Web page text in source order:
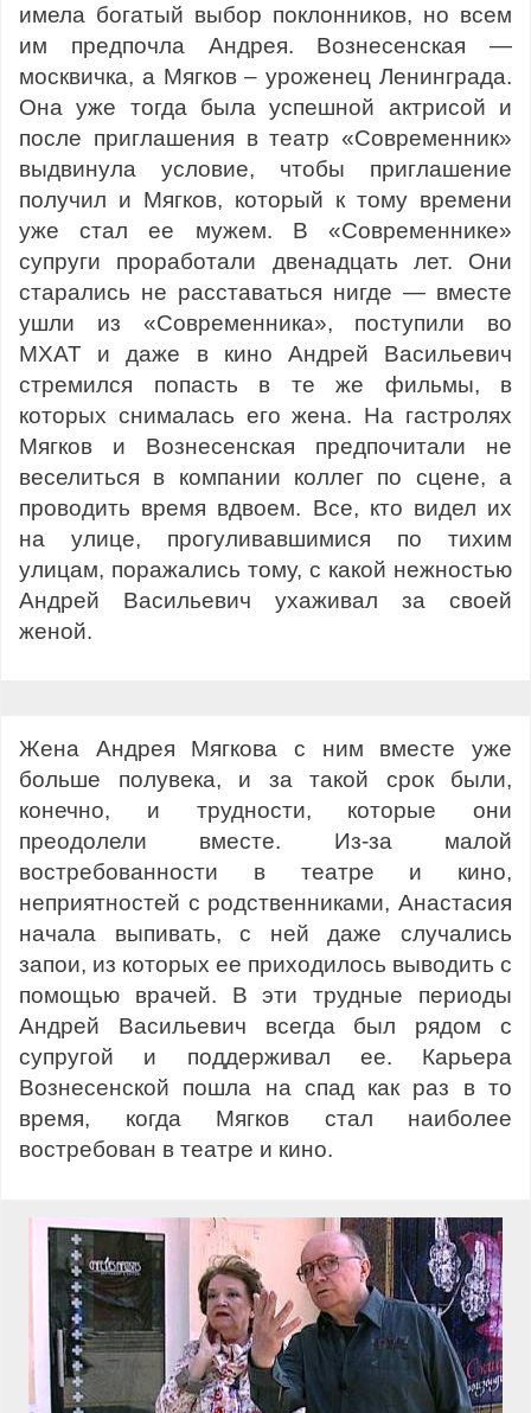
имела богатый выбор поклонников, но всем
им предпочла Андрея. Вознесенская —
москвичка, а Мягков – уроженец Ленинграда.
Она уже тогда была успешной актрисой и
после приглашения в театр «Современник»
выдвинула условие, чтобы приглашение
получил и Мягков, который к тому времени
уже стал ее мужем. В «Современнике»
супруги проработали двенадцать лет. Они
старались не расставаться нигде — вместе
ушли из «Современника», поступили во
МХАТ и даже в кино Андрей Васильевич
стремился попасть в те же фильмы, в
которых снималась его жена. На гастролях
Мягков и Вознесенская предпочитали не
веселиться в компании коллег по сцене, а
проводить время вдвоем. Все, кто видел их
на улице, прогуливавшимися по тихим
улицам, поражались тому, с какой нежностью
Андрей Васильевич ухаживал за своей
женой.
Жена Андрея Мягкова с ним вместе уже
больше полувека, и за такой срок были,
конечно, и трудности, которые они
преодолели вместе. Из-за малой
востребованности в театре и кино,
неприятностей с родственниками, Анастасия
начала выпивать, с ней даже случались
запои, из которых ее приходилось выводить с
помощью врачей. В эти трудные периоды
Андрей Васильевич всегда был рядом с
супругой и поддерживал ее. Карьера
Вознесенской пошла на спад как раз в то
время, когда Мягков стал наиболее
востребован в театре и кино.